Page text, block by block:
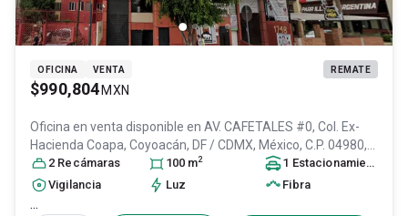
OFICINA VENTA REMATE
$990,804 MXN
Oficina en venta disponible en AV. CAFETALES #0, Col. Ex-
Hacienda Coapa, Coyoacán, DF / CDMX, México, C.P. 04980,
ID:29126063
2 Recámaras 100 m2 1 Estacionamiento
Vigilancia
Luz Fibra
...